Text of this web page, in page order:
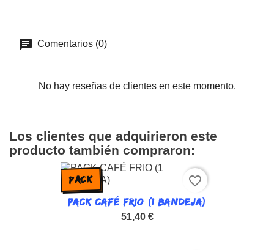
Comentarios (0)
No hay reseñas de clientes en este momento.
Los clientes que adquirieron este
producto también compraron:
PACK CAFÉ FRIO (1 BANDEJA)
51,40 €
PACK favorite_border